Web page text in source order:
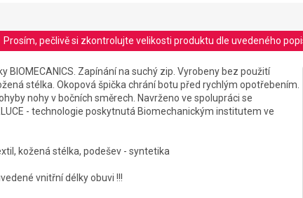
Prosím, pečlivě si zkontrolujte velikosti produktu dle uvedeného
BIOMECANICS. Zapínání na suchý zip. Vyrobeny bez použití
stélka. Okopová špička chrání botu před rychlým opotřebením.
nohy v bočních směrech. Navrženo ve spolupráci se
- technologie poskytnutá Biomechanickým institutem ve
kožená stélka, podešev - syntetika
vnitřní délky obuvi !!!